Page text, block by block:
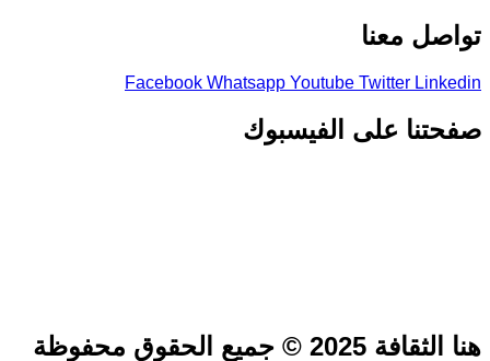
تواصل معنا
Facebook Whatsapp Youtube Twitter Linkedin
صفحتنا على الفيسبوك
هنا الثقافة 2025 © جميع الحقوق محفوظة